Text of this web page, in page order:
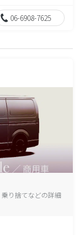
06-6908-7625
り捨てなどの詳細